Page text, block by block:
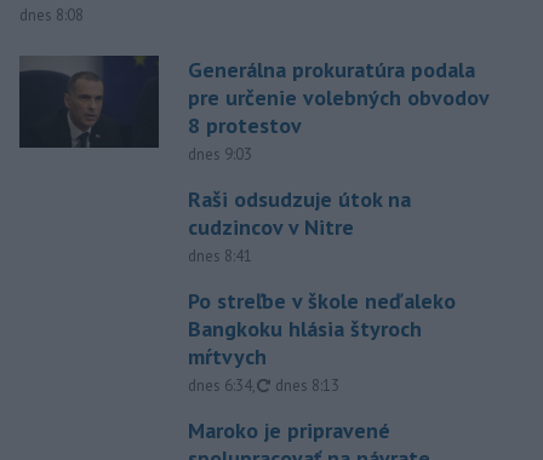
dnes 8:08
Generálna prokuratúra podala
pre určenie volebných obvodov
8 protestov
dnes 9:03
Raši odsudzuje útok na
cudzincov v Nitre
dnes 8:41
Po streľbe v škole neďaleko
Bangkoku hlásia štyroch
mŕtvych
dnes 6:34, aktualizované
dnes 8:13
Maroko je pripravené